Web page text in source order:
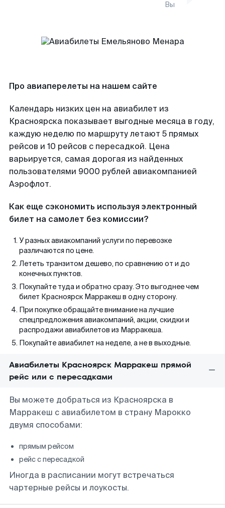
Вы
Про авиаперелеты на нашем сайте
Календарь низких цен на авиабилет из
Красноярска показывает выгодные месяца в году,
каждую неделю по маршруту летают 5 прямых
рейсов и 10 рейсов с пересадкой. Цена
варьируется, самая дорогая из найденных
пользователями 9000 рублей авиакомпанией
Аэрофлот.
Как еще сэкономить используя электронный
билет на самолет без комиссии?
У разных авиакомпаний услуги по перевозке
различаются по цене.
Лететь транзитом дешево, по сравнению от и до
конечных пунктов.
Покупайте туда и обратно сразу. Это выгоднее чем
билет Красноярск Марракеш в одну сторону.
При покупке обращайте внимание на лучшие
спецпредложения авиакомпаний, акции, скидки и
распродажи авиабилетов из Марракеша.
Покупайте авиабилет на неделе, а не в выходные.
Авиабилеты Красноярск Марракеш прямой
рейс или с пересадками
Вы можете добраться из Красноярска в
Марракеш с авиабилетом в страну Марокко
двумя способами:
прямым рейсом
рейс с пересадкой
Иногда в расписании могут встречаться
чартерные рейсы и лоукосты.